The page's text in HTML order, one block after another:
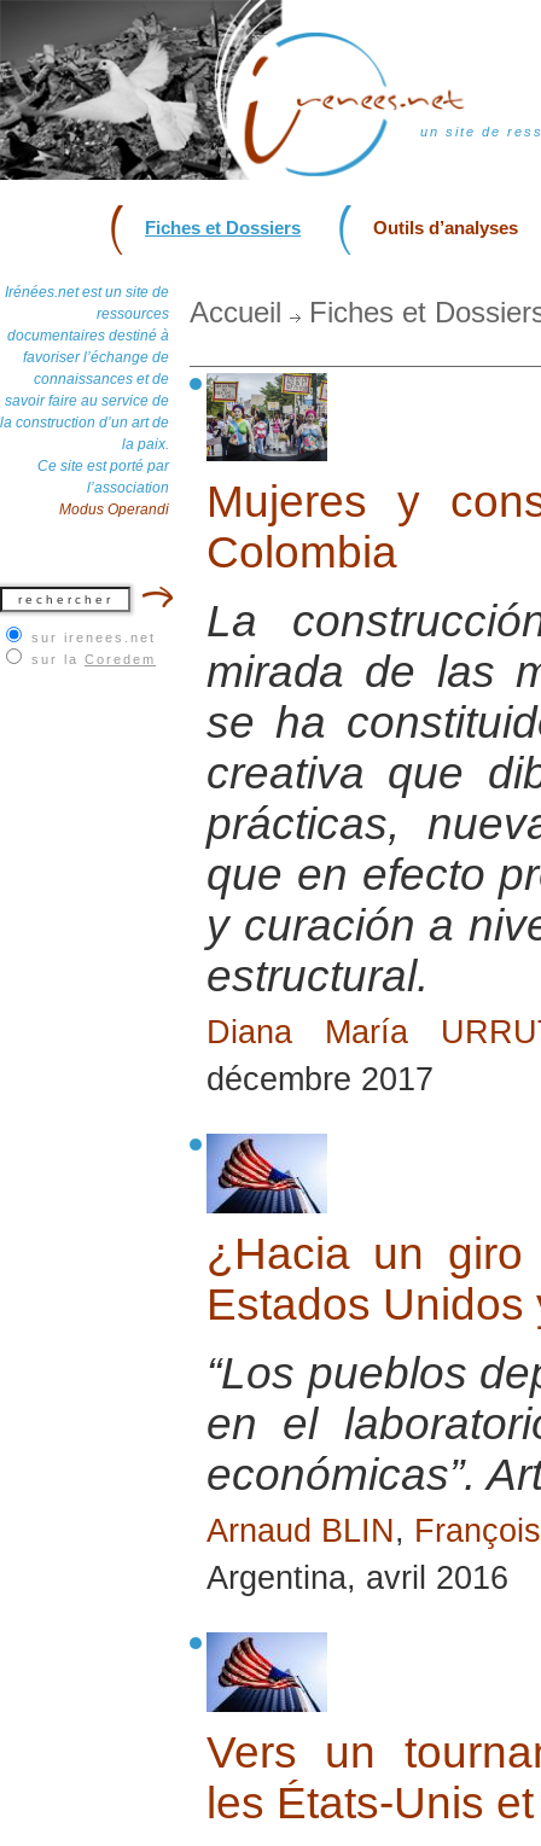
un site de
Fiches et Dossiers Outils d’analyses
Irénées.net est un site de
ressources
documentaires destiné à
favoriser l’échange de
connaissances et de
savoir faire au service de
la construction d’un art de
la paix.
Ce site est porté par
l’association
Modus Operandi
sur irenees.net
sur la Coredem
Accueil Fiches et
Mujeres y
Colombia
La
mirada de las
se ha
creativa que
prácticas,
que en efecto
y curación a
estructural.
Diana María
décembre 2017
¿Hacia un giro
Estados Unidos
“Los pueblos
en el
económicas”.
Arnaud BLIN,
Argentina, avril 2016
Vers un
les États-Unis